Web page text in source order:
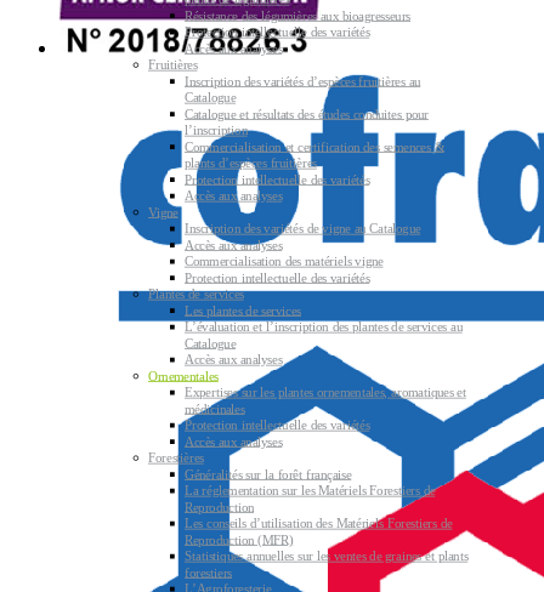
Résistance des légumières aux bioagresseurs
Protection intellectuelle des variétés
Accès aux analyses
Fruitières
Inscription des variétés d’espèces fruitières au
Catalogue
Catalogue et résultats des études conduites pour
l’inscription
Commercialisation et certification des semences &
plants d’espèces fruitières
Protection intellectuelle des variétés
Accès aux analyses
Vigne
Inscription des variétés de vigne au Catalogue
Accès aux analyses
Commercialisation des matériels vigne
Protection intellectuelle des variétés
Plantes de services
Les plantes de services
L’évaluation et l’inscription des plantes de services au
Catalogue
Accès aux analyses
Ornementales
Expertises sur les plantes ornementales, aromatiques et
médicinales
Protection intellectuelle des variétés
Accès aux analyses
Forestières
Généralités sur la forêt française
La réglementation sur les Matériels Forestiers de
Reproduction
Les conseils d’utilisation des Matériels Forestiers de
Reproduction (MFR)
Statistiques annuelles sur les ventes de graines et plants
forestiers
L’Agroforesterie